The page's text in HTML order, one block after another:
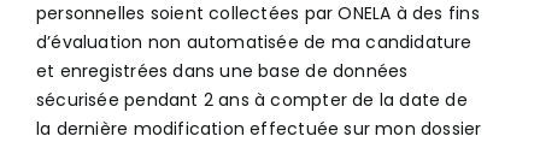
personnelles soient collectées par ONELA à des fins
d’évaluation non automatisée de ma candidature
et enregistrées dans une base de données
sécurisée pendant 2 ans à compter de la date de
la dernière modification effectuée sur mon dossier